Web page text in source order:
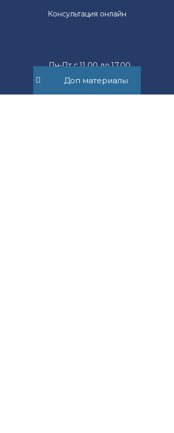
Доп материалы
Пн-Пт с 11.00 до 17.00
mail@suvorov.legal
Консультация онлайн